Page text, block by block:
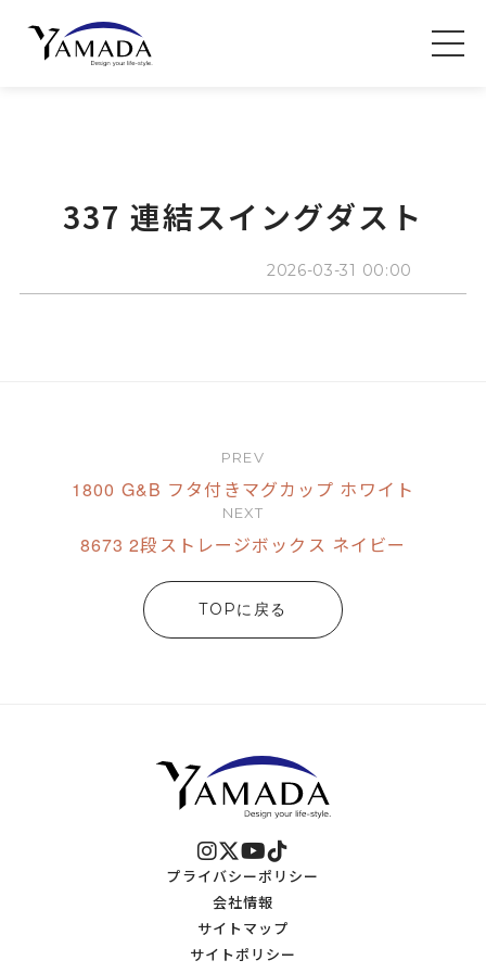
337 連結スイングダスト
2026-03-31 00:00
PREV
1800 G&B フタ付きマグカップ ホワイト
NEXT
8673 2段ストレージボックス ネイビー
TOPに戻る
プライバシーポリシー
会社情報
サイトマップ
サイトポリシー